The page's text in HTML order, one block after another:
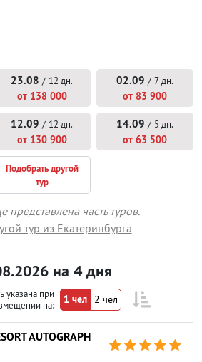
23.08 / 12 дн.
от 138 000
02.09 / 7 дн.
от 83 900
12.09 / 12 дн.
от 130 900
14.09 / 5 дн.
от 63 500
Подобрать другой
тур
представлена часть туров.
тур из Екатеринбурга
на 4 дня
указана при
на:
1 чел 2 чел
AUTOGRAPH
    